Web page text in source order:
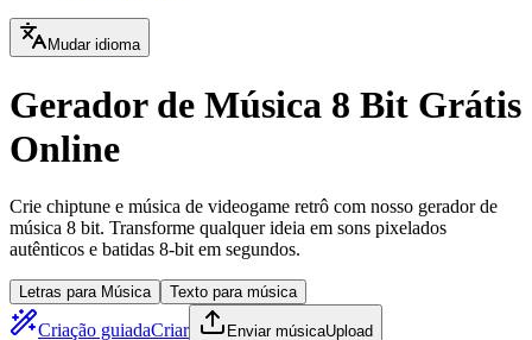
Mudar idioma
Gerador de Música 8 Bit Grátis
Online
Crie chiptune e música de videogame retrô com nosso gerador de
música 8 bit. Transforme qualquer ideia em sons pixelados
autênticos e batidas 8-bit em segundos.
Letras para Música Texto para música
Criação guiadaCriar Enviar músicaUpload